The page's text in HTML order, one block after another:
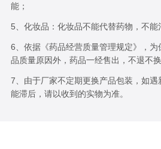
能；
5、化妆品：化妆品不能代替药物，不能
6、依据《药品经营质量管理规定》，
品质量原因外，药品一经售出，不退不换
7、由于厂家不定期更换产品包装，如
能滞后，请以收到的实物为准。